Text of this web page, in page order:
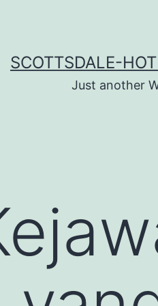
SCOTTSDALE-
Just another